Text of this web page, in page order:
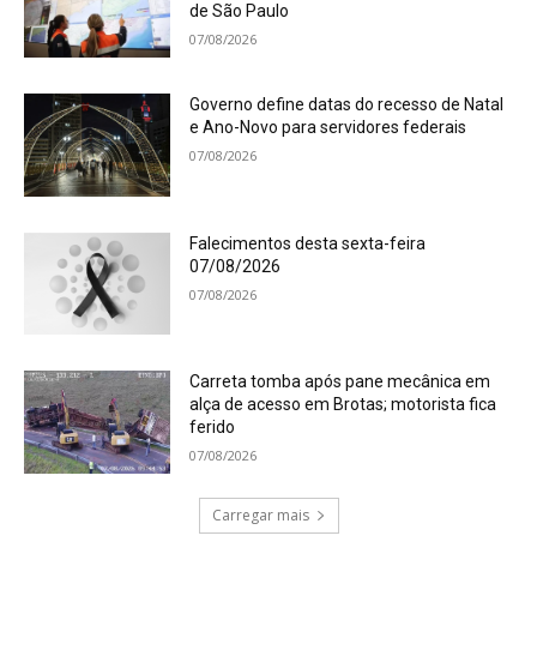
de São Paulo
07/08/2026
Governo define datas do recesso de Natal
e Ano-Novo para servidores federais
07/08/2026
Falecimentos desta sexta-feira
07/08/2026
07/08/2026
Carreta tomba após pane mecânica em
alça de acesso em Brotas; motorista fica
ferido
07/08/2026
Carregar mais